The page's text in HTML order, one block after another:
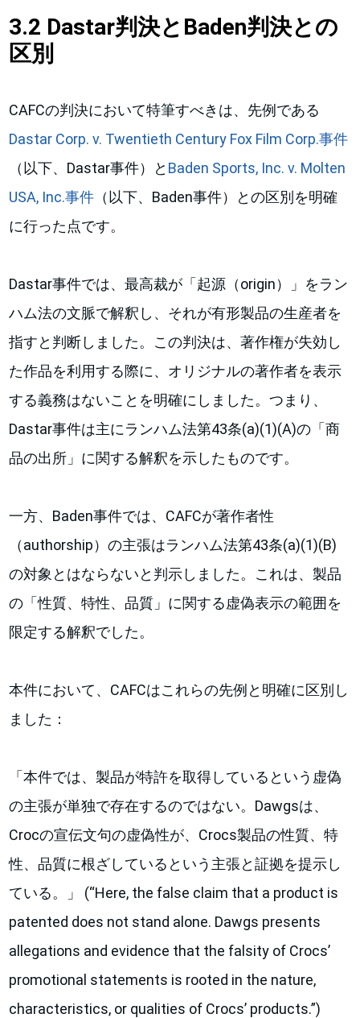
3.2 Dastar判決とBaden判決との
区別
CAFCの判決において特筆すべきは、先例である
Dastar Corp. v. Twentieth Century Fox Film Corp.事件
（以下、Dastar事件）と Baden Sports, Inc. v. Molten
USA, Inc.事件 （以下、Baden事件）との区別を明確
に行った点です。
Dastar事件では、最高裁が「起源（origin）」をラン
ハム法の文脈で解釈し、それが有形製品の生産者を
指すと判断しました。この判決は、著作権が失効し
た作品を利用する際に、オリジナルの著作者を表示
する義務はないことを明確にしました。つまり、
Dastar事件は主にランハム法第43条(a)(1)(A)の「商
品の出所」に関する解釈を示したものです。
一方、Baden事件では、CAFCが著作者性
（authorship）の主張はランハム法第43条(a)(1)(B)
の対象とはならないと判示しました。これは、製品
の「性質、特性、品質」に関する虚偽表示の範囲を
限定する解釈でした。
本件において、CAFCはこれらの先例と明確に区別し
ました：
「本件では、製品が特許を取得しているという虚偽
の主張が単独で存在するのではない。Dawgsは、
Crocの宣伝文句の虚偽性が、Crocs製品の性質、特
性、品質に根ざしているという主張と証拠を提示し
ている。」 (“Here, the false claim that a product is
patented does not stand alone. Dawgs presents
allegations and evidence that the falsity of Crocs’
promotional statements is rooted in the nature,
characteristics, or qualities of Crocs’ products.”)